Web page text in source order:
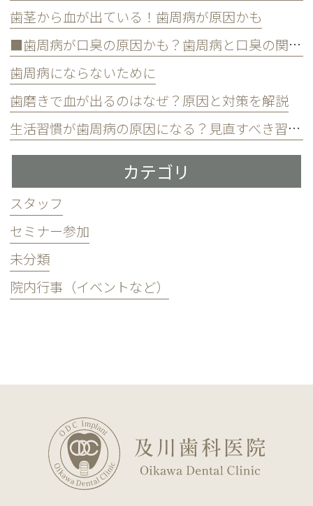
歯茎から血が出ている！歯周病が原因かも
■歯周病が口臭の原因かも？歯周病と口臭の関係について
歯周病にならないために
歯磨きで血が出るのはなぜ？原因と対策を解説
生活習慣が歯周病の原因になる？見直すべき習慣とは？
カテゴリ
スタッフ
セミナー参加
未分類
院内行事（イベントなど）